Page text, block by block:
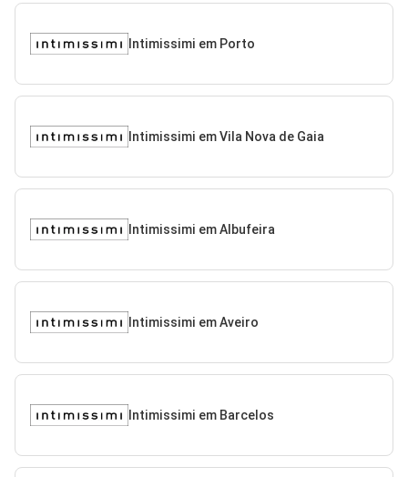
Intimissimi em Porto
Intimissimi em Vila Nova de Gaia
Intimissimi em Albufeira
Intimissimi em Aveiro
Intimissimi em Barcelos